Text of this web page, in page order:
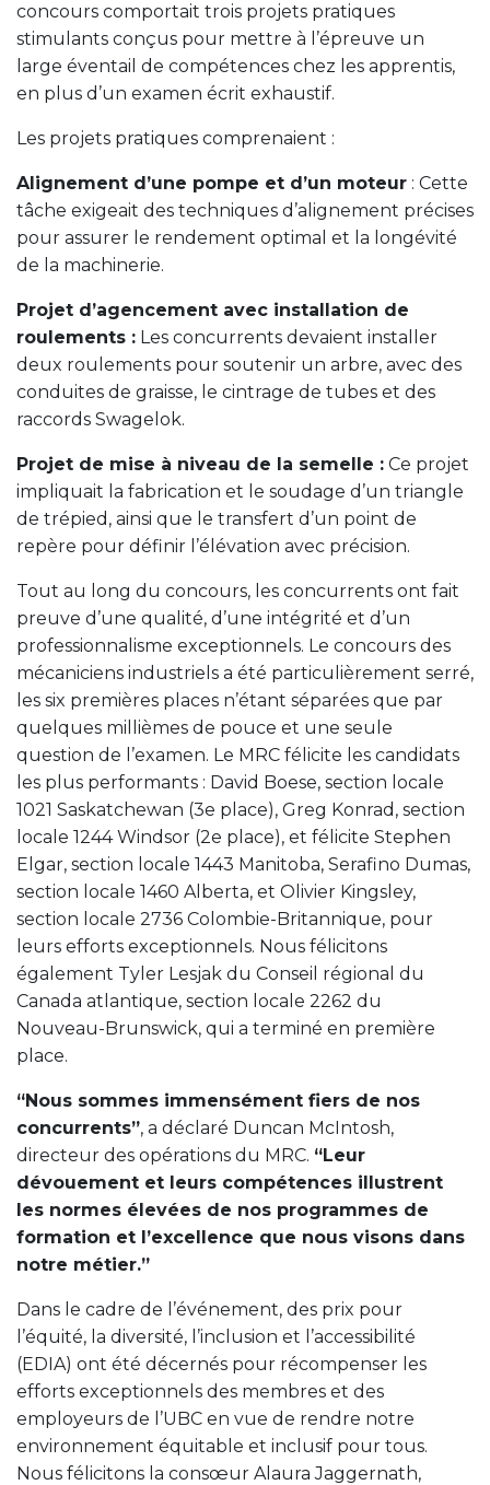
concours comportait trois projets pratiques
stimulants conçus pour mettre à l’épreuve un
large éventail de compétences chez les apprentis,
en plus d’un examen écrit exhaustif.
Les projets pratiques comprenaient :
Alignement d’une pompe et d’un moteur : Cette
tâche exigeait des techniques d’alignement précises
pour assurer le rendement optimal et la longévité
de la machinerie.
Projet d’agencement avec installation de
roulements : Les concurrents devaient installer
deux roulements pour soutenir un arbre, avec des
conduites de graisse, le cintrage de tubes et des
raccords Swagelok.
Projet de mise à niveau de la semelle : Ce projet
impliquait la fabrication et le soudage d’un triangle
de trépied, ainsi que le transfert d’un point de
repère pour définir l’élévation avec précision.
Tout au long du concours, les concurrents ont fait
preuve d’une qualité, d’une intégrité et d’un
professionnalisme exceptionnels. Le concours des
mécaniciens industriels a été particulièrement serré,
les six premières places n’étant séparées que par
quelques millièmes de pouce et une seule
question de l’examen. Le MRC félicite les candidats
les plus performants : David Boese, section locale
1021 Saskatchewan (3e place), Greg Konrad, section
locale 1244 Windsor (2e place), et félicite Stephen
Elgar, section locale 1443 Manitoba, Serafino Dumas,
section locale 1460 Alberta, et Olivier Kingsley,
section locale 2736 Colombie-Britannique, pour
leurs efforts exceptionnels. Nous félicitons
également Tyler Lesjak du Conseil régional du
Canada atlantique, section locale 2262 du
Nouveau-Brunswick, qui a terminé en première
place.
“Nous sommes immensément fiers de nos
concurrents”, a déclaré Duncan McIntosh,
directeur des opérations du MRC. “Leur
dévouement et leurs compétences illustrent
les normes élevées de nos programmes de
formation et l’excellence que nous visons dans
notre métier.”
Dans le cadre de l’événement, des prix pour
l’équité, la diversité, l’inclusion et l’accessibilité
(EDIA) ont été décernés pour récompenser les
efforts exceptionnels des membres et des
employeurs de l’UBC en vue de rendre notre
environnement équitable et inclusif pour tous.
Nous félicitons la consœur Alaura Jaggernath,